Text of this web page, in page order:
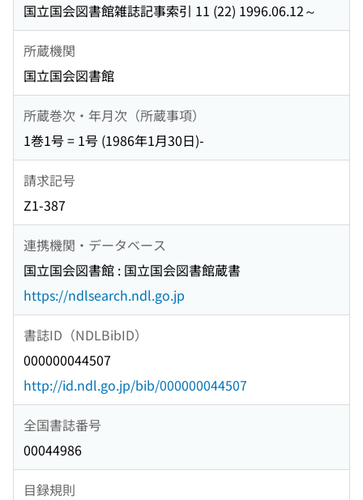
国立国会図書館雑誌記事索引 11 (22) 1996.06.12～
所蔵機関
国立国会図書館
所蔵巻次・年月次（所蔵事項）
1巻1号 = 1号 (1986年1月30日)-
請求記号
Z1-387
連携機関・データベース
国立国会図書館 : 国立国会図書館蔵書
https://ndlsearch.ndl.go.jp
書誌ID（NDLBibID）
000000044507
http://id.ndl.go.jp/bib/000000044507
全国書誌番号
00044986
目録規則